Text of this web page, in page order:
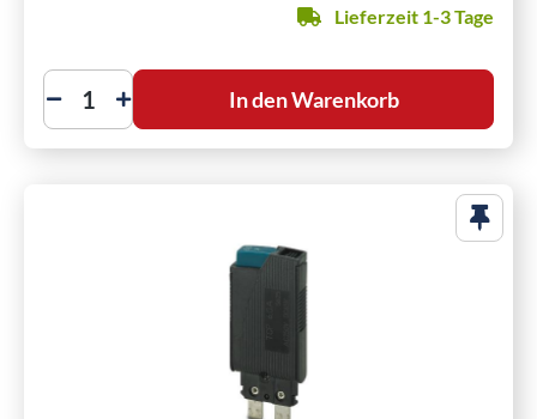
Lieferzeit 1-3 Tage
In den Warenkorb